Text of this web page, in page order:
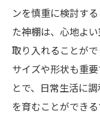
ンを慎重に検討す
た神棚は、心地よ
取り入れることが
サイズや形状も重
とで、日常生活に
を育むことができ